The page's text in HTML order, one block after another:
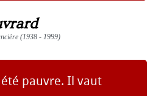
(1938 - 1999)
pauvre. Il vaut